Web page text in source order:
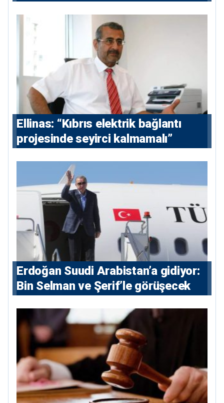
Ellinas: “Kıbrıs elektrik bağlantı
projesinde seyirci kalmamalı”
Erdoğan Suudi Arabistan’a gidiyor:
Bin Selman ve Şerif’le görüşecek